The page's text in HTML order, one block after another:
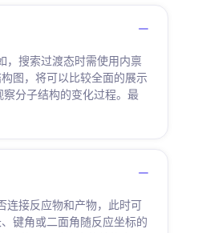
，搜索过渡态时需使用内禀
图，将可以比较全面的展示
分子结构的变化过程。最
连接反应物和产物，此时可
键角或二面角随反应坐标的